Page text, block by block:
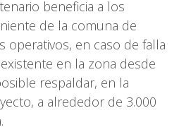
beneficia a los
de la comuna de
operativos, en caso de falla
en la zona desde
respaldar, en la
a alrededor de 3.000